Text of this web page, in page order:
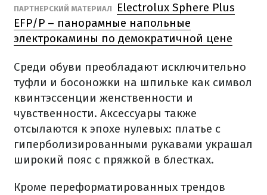
ПАРТНЕРСКИЙ МАТЕРИАЛ
Electrolux Sphere Plus
EFP/P – панорамные напольные
электрокамины по демократичной цене
Среди обуви преобладают исключительно
туфли и босоножки на шпильке как символ
квинтэссенции женственности и
чувственности. Аксессуары также
отсылаются к эпохе нулевых: платье с
гиперболизированными рукавами украшал
широкий пояс с пряжкой в ​​блестках.
Кроме переформатированных трендов